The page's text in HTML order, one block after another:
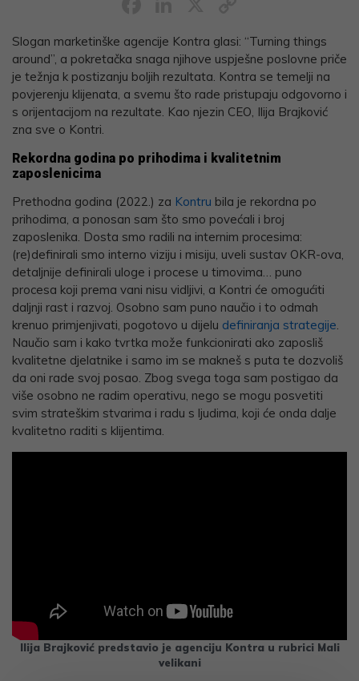
Link
Slogan marketinške agencije Kontra glasi: “Turning things
around”, a pokretačka snaga njihove uspješne poslovne priče
je težnja k postizanju boljih rezultata. Kontra se temelji na
povjerenju klijenata, a svemu što rade pristupaju odgovorno i
s orijentacijom na rezultate. Kao njezin CEO, Ilija Brajković
zna sve o Kontri.
Rekordna godina po prihodima i kvalitetnim
zaposlenicima
Prethodna godina (2022.) za Kontru bila je rekordna po
prihodima, a ponosan sam što smo povećali i broj
zaposlenika. Dosta smo radili na internim procesima:
(re)definirali smo interno viziju i misiju, uveli sustav OKR-ova,
detaljnije definirali uloge i procese u timovima… puno
procesa koji prema vani nisu vidljivi, a Kontri će omogućiti
daljnji rast i razvoj. Osobno sam puno naučio i to odmah
krenuo primjenjivati, pogotovo u dijelu definiranja strategije.
Naučio sam i kako tvrtka može funkcionirati ako zaposliš
kvalitetne djelatnike i samo im se makneš s puta te dozvoliš
da oni rade svoj posao. Zbog svega toga sam postigao da
više osobno ne radim operativu, nego se mogu posvetiti
svim strateškim stvarima i radu s ljudima, koji će onda dalje
kvalitetno raditi s klijentima.
Ilija Brajković predstavio je agenciju Kontra u rubrici Mali
velikani